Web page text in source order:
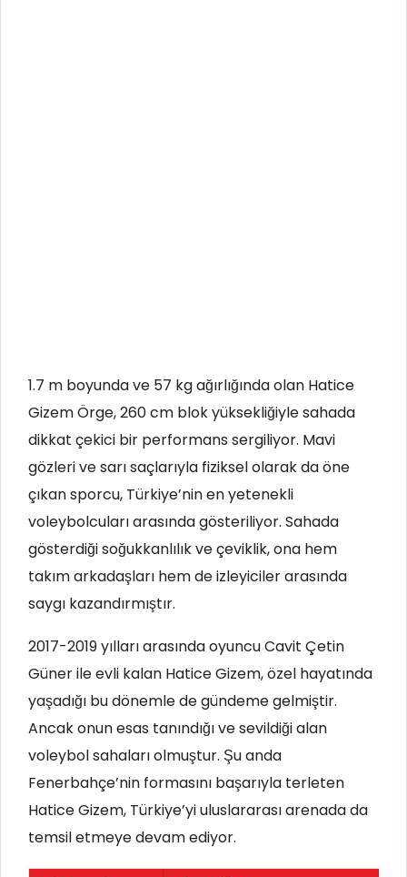
1.7 m boyunda ve 57 kg ağırlığında olan Hatice
Gizem Örge, 260 cm blok yüksekliğiyle sahada
dikkat çekici bir performans sergiliyor. Mavi
gözleri ve sarı saçlarıyla fiziksel olarak da öne
çıkan sporcu, Türkiye’nin en yetenekli
voleybolcuları arasında gösteriliyor. Sahada
gösterdiği soğukkanlılık ve çeviklik, ona hem
takım arkadaşları hem de izleyiciler arasında
saygı kazandırmıştır.
2017-2019 yılları arasında oyuncu Cavit Çetin
Güner ile evli kalan Hatice Gizem, özel hayatında
yaşadığı bu dönemle de gündeme gelmiştir.
Ancak onun esas tanındığı ve sevildiği alan
voleybol sahaları olmuştur. Şu anda
Fenerbahçe’nin formasını başarıyla terleten
Hatice Gizem, Türkiye’yi uluslararası arenada da
temsil etmeye devam ediyor.